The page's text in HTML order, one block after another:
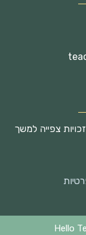
צפייה למשך